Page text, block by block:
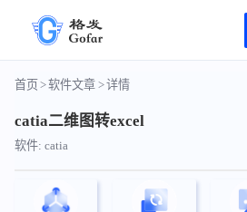
首页>软件文章 >详情
catia二维图转excel
软件: catia